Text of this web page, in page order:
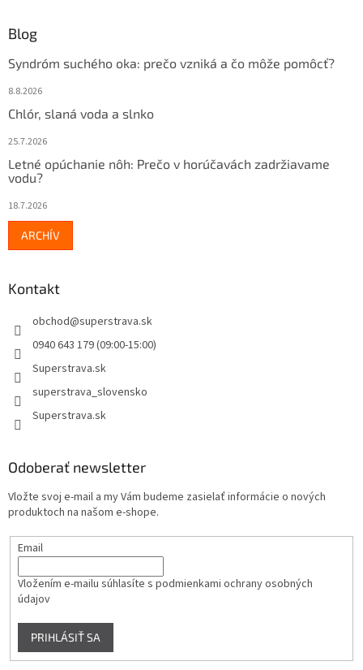
Blog
Syndróm suchého oka: prečo vzniká a čo môže pomôcť?
8.8.2026
Chlór, slaná voda a slnko
25.7.2026
Letné opúchanie nôh: Prečo v horúčavách zadržiavame
vodu?
18.7.2026
ARCHÍV
Kontakt
obchod@superstrava.sk
0940 643 179 (09:00-15:00)
Superstrava.sk
superstrava_slovensko
Superstrava.sk
Odoberať newsletter
Vložte svoj e-mail a my Vám budeme zasielať informácie o nových
produktoch na našom e-shope.
Email
Vložením e-mailu súhlasíte s podmienkami ochrany osobných
údajov
PRIHLÁSIŤ SA